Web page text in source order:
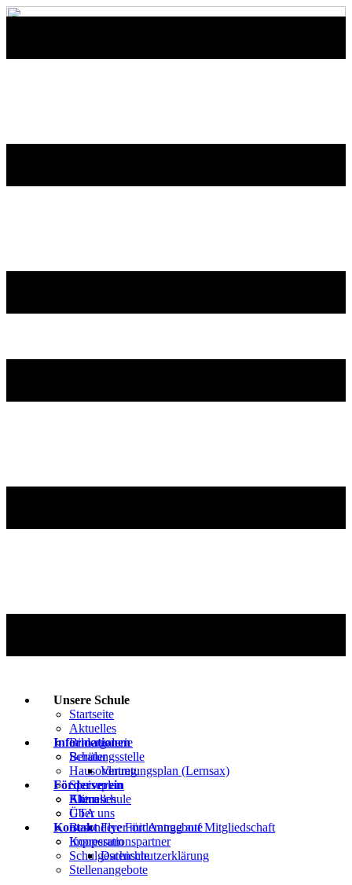
Unsere Schule
Startseite
Aktuelles
Bildergalerie
Beratungsstelle
Hausordnung
Speiseplan
Klimaschule
GTA
Besondere Förderangebote
Kooperationspartner
Schulgeschichte
Stellenangebote
Informationen
Schüler
Vertretungsplan (Lernsax)
Eltern
Förderverein
Aktuelles
Über uns
Flyer mit Antrag auf Mitgliedschaft
Kontakt
Impressum
Datenschutzerklärung